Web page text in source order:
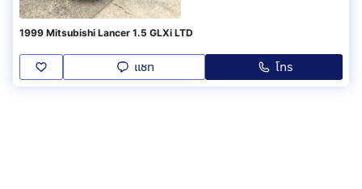
1999 Mitsubishi Lancer 1.5 GLXi LTD
แชท โทร